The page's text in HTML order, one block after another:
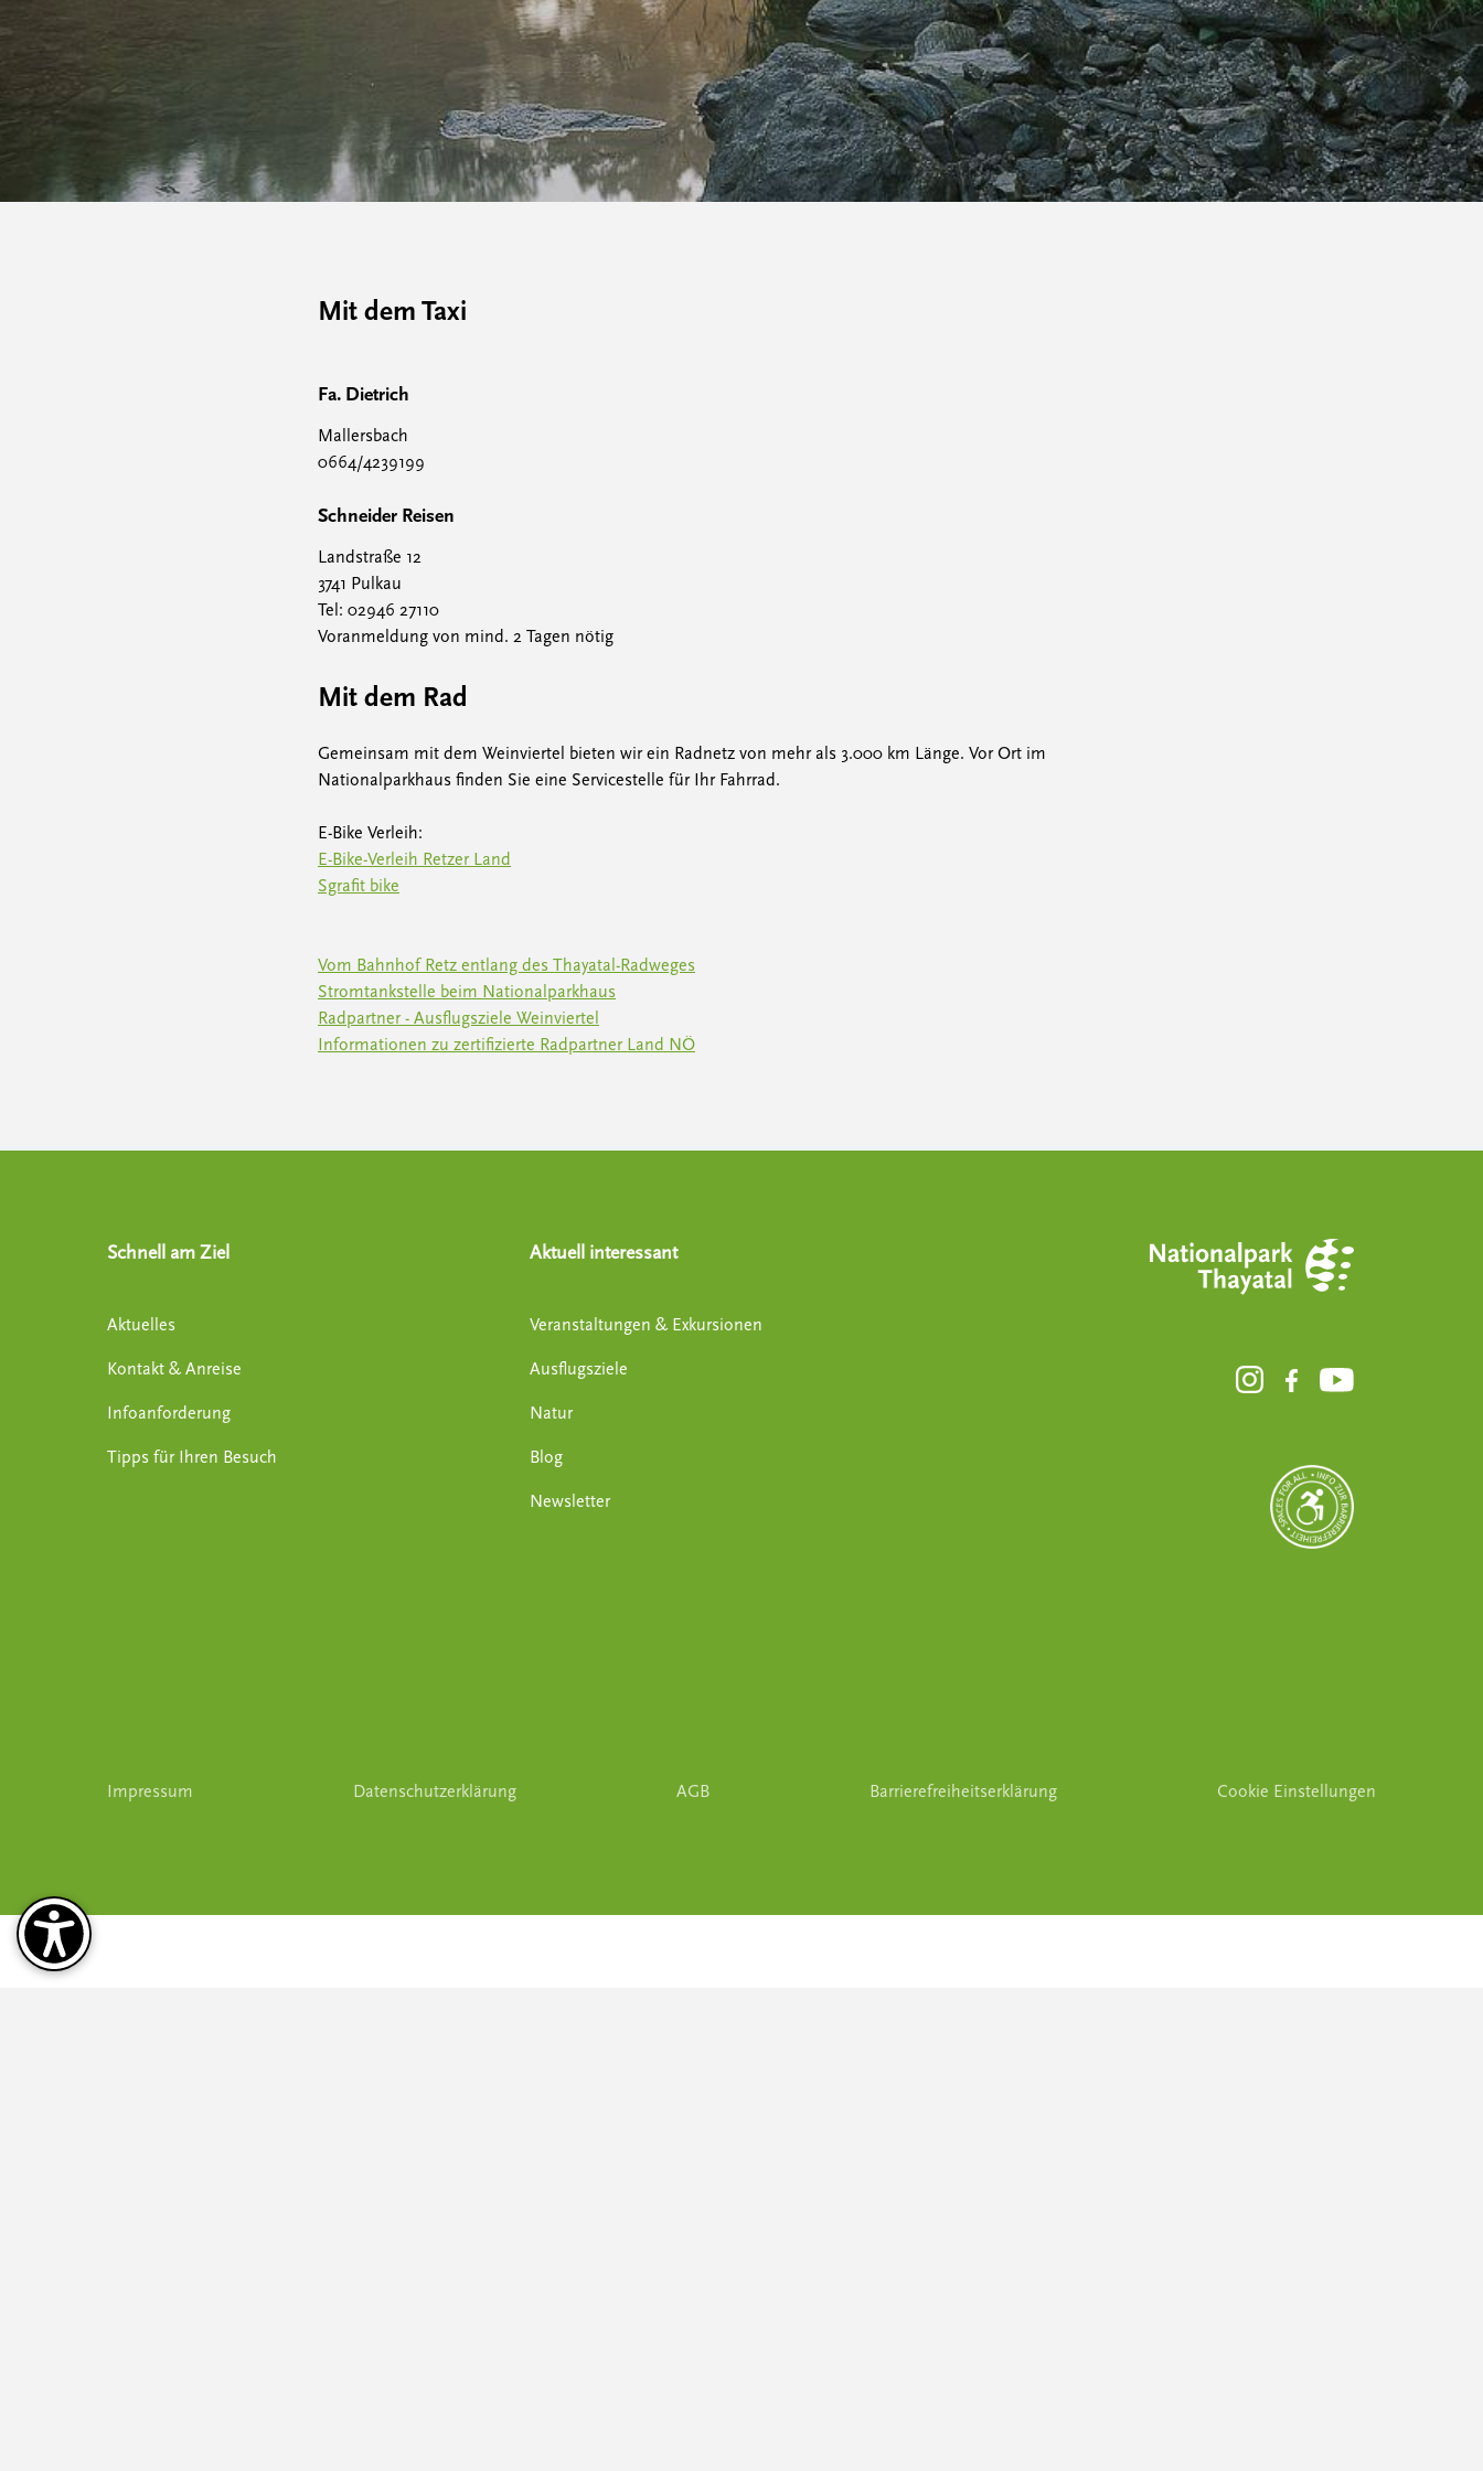
Mit dem Taxi
Fa. Dietrich
Mallersbach
0664/4239199
Schneider Reisen
Landstraße 12
3741 Pulkau
Tel: 02946 27110
Voranmeldung von mind. 2 Tagen nötig
Mit dem Rad
Gemeinsam mit dem Weinviertel bieten wir ein Radnetz von mehr als 3.000 km Länge. Vor Ort im
Nationalparkhaus finden Sie eine Servicestelle für Ihr Fahrrad.
E-Bike Verleih:
E-Bike-Verleih Retzer Land
Sgrafit bike
Vom Bahnhof Retz entlang des Thayatal-Radweges
Stromtankstelle beim Nationalparkhaus
Radpartner - Ausflugsziele Weinviertel
Informationen zu zertifizierte Radpartner Land NÖ
Schnell am Ziel
Aktuelles
Kontakt & Anreise
Infoanforderung
Tipps für Ihren Besuch
Aktuell interessant
Veranstaltungen & Exkursionen
Ausflugsziele
Natur
Blog
Newsletter
Impressum Datenschutzerklärung AGB Barrierefreiheitserklärung Cookie Einstellungen